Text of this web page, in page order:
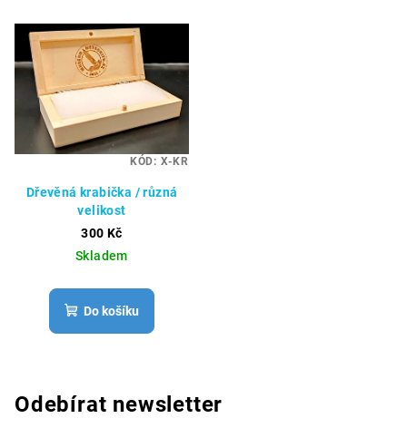
Dřevěná krabička / různá
velikost
300 Kč
Skladem
Do košíku
KÓD: X-KR
Odebírat newsletter